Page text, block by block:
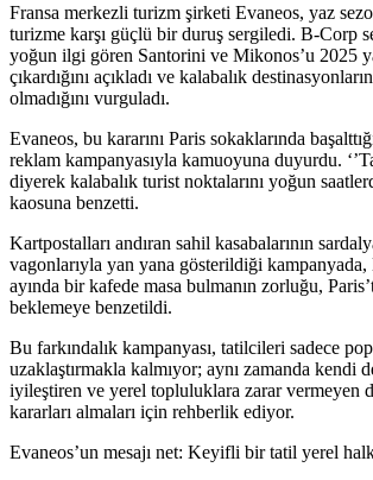
Fransa merkezli turizm şirketi Evaneos, yaz
turizme karşı güçlü bir duruş sergiledi. B-Corp
yoğun ilgi gören Santorini ve Mikonos’u 2025
çıkardığını açıkladı ve kalabalık
olmadığını vurguladı.
Evaneos, bu kararını Paris sokaklarında
reklam kampanyasıyla kamuoyuna duyurdu.
diyerek kalabalık turist noktalarını yoğun
kaosuna benzetti.
Kartpostalları andıran sahil kasabalarının
vagonlarıyla yan yana gösterildiği kampanyada,
ayında bir kafede masa bulmanın zorluğu,
beklemeye benzetildi.
Bu farkındalık kampanyası, tatilcileri sadece
uzaklaştırmakla kalmıyor; aynı zamanda kendi
iyileştiren ve yerel topluluklara zarar vermeyen
kararları almaları için rehberlik ediyor.
Evaneos’un mesajı net: Keyifli bir tatil yerel